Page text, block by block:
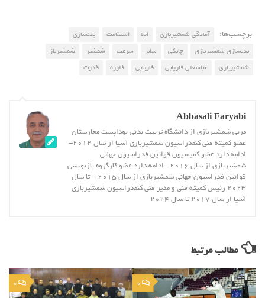
برچسب‌ها: آمادگی شمشیربازی اپه استقامت
بدنسازی
بدنسازی شمشیربازی
چابکی سابر سرعت شمشیر
شمشیرباز
شمشیربازی
عباسعلی فاریابی فاریابی فلوره قدرت
Abbasali Faryabi
مربی شمشیربازی از دانشگاه تربیت بدنی بوداپست مجارستان
عضو کمیته فنی کنفدراسیون شمشیربازی آسیا از سال 2012-
ادامه دارد عضو کمیسیون قوانین فدراسیون جهانی
شمشیربازی از سال 2016- ادامه دارد عضو کارگروه بازنویسی
قوانین فدراسیون جهانی شمشیربازی از سال 2015 - تا سال
2023 رئیس کمیته فنی و مدیر فنی کنفدراسیون شمشیربازی
آسیا از سال 2017 تا سال 2024
مطالب مرتبط
0
0